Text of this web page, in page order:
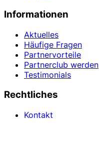
Informationen
Aktuelles
Häufige Fragen
Partnervorteile
Partnerclub werden
Testimonials
Rechtliches
Kontakt